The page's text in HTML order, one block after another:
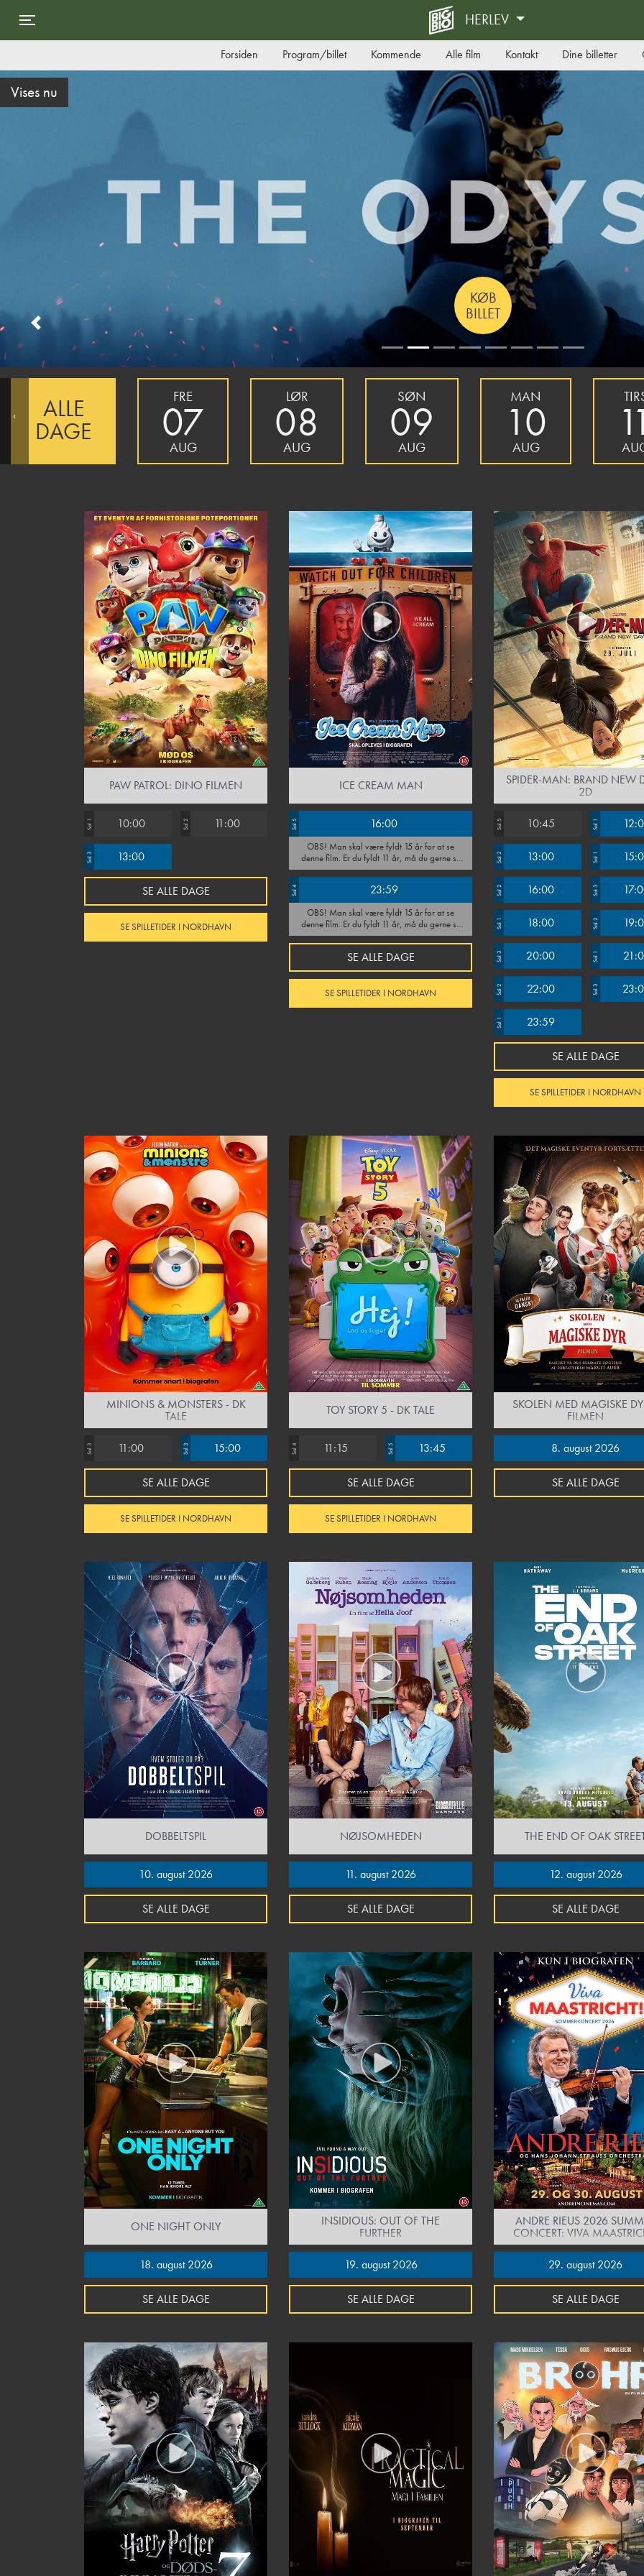
HERLEV
Forsiden Program/billet Kommende Alle film Kontakt Dine billetter
Forpremiere d. 19/8 i Gyserklubben!
KØB
BILLET
Previous
‹ ALLE
DAGE
FRE
07
AUG
LØR
08
AUG
SØN
09
AUG
MAN
10
AUG
PAW PATROL: DINO FILMEN
Sal 1 10:00 Sal 2 11:00
Sal 3 13:00
SE ALLE DAGE
SE SPILLETIDER I NORDHAVN
ICE CREAM MAN
Sal 5 16:00
OBS! Man skal være fyldt 15 år for at se
denne film. Er du fyldt 11 år, må du gerne se
filmen ifølge med en voksen som skal være til
stede under hele forestillingen. Vi forbeholder
os retten til at afvise alle, som ikke kan
fremvise ID.
Sal 4 23:59
OBS! Man skal være fyldt 15 år for at se
denne film. Er du fyldt 11 år, må du gerne se
filmen ifølge med en voksen som skal være til
stede under hele forestillingen. Vi forbeholder
os retten til at afvise alle, som ikke kan
fremvise ID.
SE ALLE DAGE
SE SPILLETIDER I NORDHAVN
SPIDER-MAN: BRAND NEW
2D
Sal 5 10:45 Sal 1
Sal 2 13:00 Sal 1
Sal 2 16:00 Sal 3
Sal 1 18:00 Sal 2
Sal 3 20:00 Sal 1
Sal 2 22:00 Sal 3
Sal 1 23:59
SE ALLE DAGE
SE SPILLETIDER I NORDHAVN
MINIONS & MONSTERS - DK
TALE
Sal 3 11:00 Sal 3 15:00
SE ALLE DAGE
SE SPILLETIDER I NORDHAVN
TOY STORY 5 - DK TALE
Sal 4 11:15 Sal 5 13:45
SE ALLE DAGE
SE SPILLETIDER I NORDHAVN
SKOLEN MED MAGISKE
FILMEN
8. august 2026
SE ALLE DAGE
DOBBELTSPIL
10. august 2026
SE ALLE DAGE
NØJSOMHEDEN
11. august 2026
SE ALLE DAGE
THE END OF OAK
12. august 2026
SE ALLE DAGE
ONE NIGHT ONLY
18. august 2026
SE ALLE DAGE
INSIDIOUS: OUT OF THE
FURTHER
19. august 2026
SE ALLE DAGE
ANDRE RIEUS 2026
CONCERT: VIVA
29. august 2026
SE ALLE DAGE